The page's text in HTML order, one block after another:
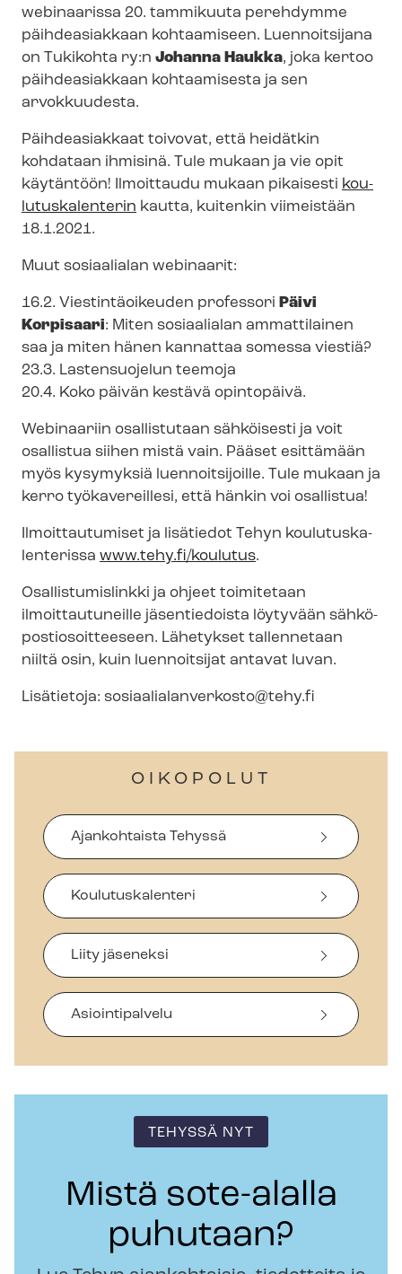
webinaarissa 20. tammikuuta perehdymme
päihdeasiakkaan kohtaamiseen. Luennoitsijana
on Tukikohta ry:n Johanna Haukka, joka kertoo
päihdeasiakkaan kohtaamisesta ja sen
arvokkuudesta.
Päihdeasiakkaat toivovat, että heidätkin
kohdataan ihmisinä. Tule mukaan ja vie opit
käytäntöön! Ilmoittaudu mukaan pikaisesti kou­
lu­tus­ka­len­te­rin kautta, kuitenkin viimeistään
18.1.2021.
Muut sosiaalialan webinaarit:
16.2. Viestintäoikeuden professori Päivi
Korpisaari: Miten sosiaalialan ammattilainen
saa ja miten hänen kannattaa somessa viestiä?
23.3. Lastensuojelun teemoja
20.4. Koko päivän kestävä opintopäivä.
Webinaariin osallistutaan sähköisesti ja voit
osallistua siihen mistä vain. Pääset esittämään
myös kysymyksiä luennoitsijoille. Tule mukaan ja
kerro työkavereillesi, että hänkin voi osallistua!
Ilmoittautumiset ja lisätiedot Tehyn kou­lu­tus­ka­
len­te­ris­sa www.tehy.fi/koulutus.
Osal­lis­tu­mis­link­ki ja ohjeet toimitetaan
ilmoittautuneille jäsentiedoista löytyvään säh­kö­
pos­tio­soit­tee­seen. Lähetykset tallennetaan
niiltä osin, kuin luennoitsijat antavat luvan.
Lisätietoja: so­si­aa­lia­lan­ver­kos­to@tehy.fi
OIKOPOLUT
Ajankohtaista Tehyssä
Koulutuskalenteri
Liity jäseneksi
Asiointipalvelu
TEHYSSÄ NYT
Mistä sote-alalla
puhutaan?